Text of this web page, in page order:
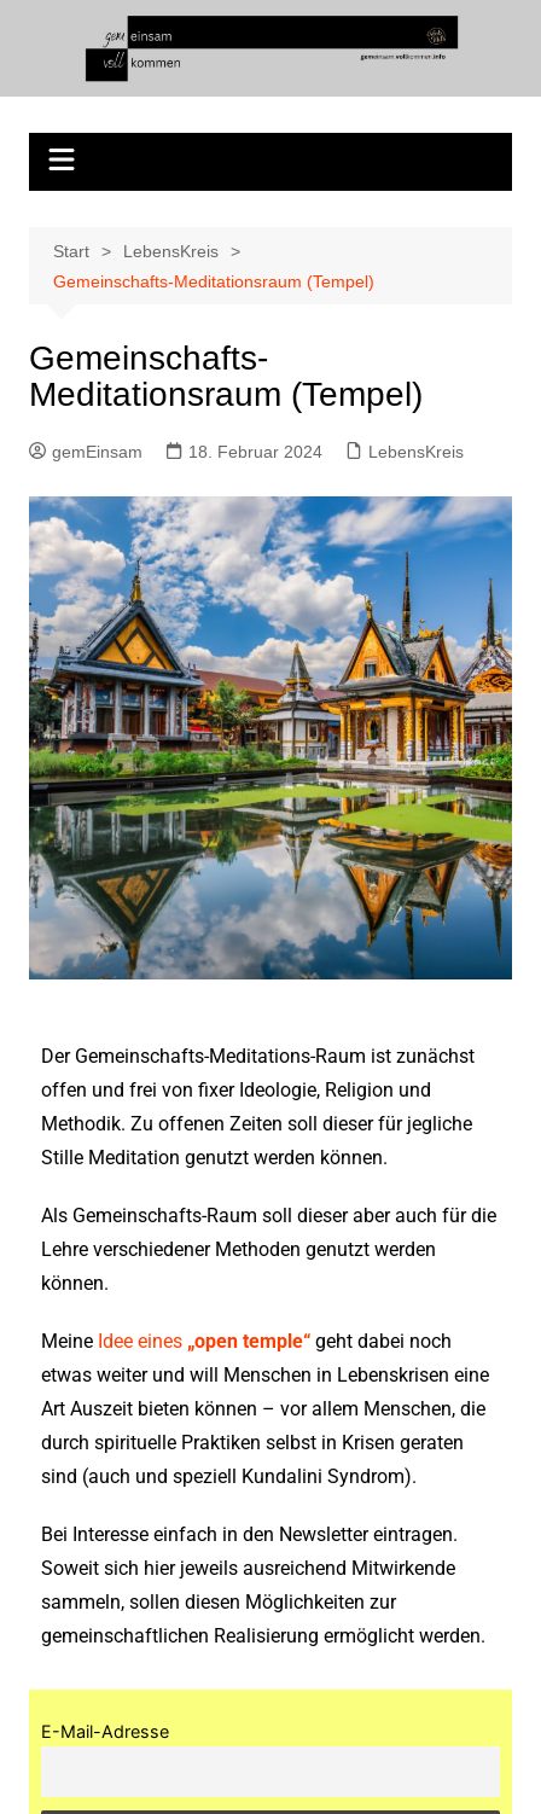
Start
LebensKreis
Gemeinschafts-Meditationsraum (Tempel)
Gemeinschafts-
Meditationsraum (Tempel)
gemEinsam 18. Februar 2024 LebensKreis
Der Gemeinschafts-Meditations-Raum ist zunächst
offen und frei von fixer Ideologie, Religion und
Methodik. Zu offenen Zeiten soll dieser für jegliche
Stille Meditation genutzt werden können.
Als Gemeinschafts-Raum soll dieser aber auch für die
Lehre verschiedener Methoden genutzt werden
können.
Meine Idee eines „open temple“geht dabei noch
etwas weiter und will Menschen in Lebenskrisen eine
Art Auszeit bieten können – vor allem Menschen, die
durch spirituelle Praktiken selbst in Krisen geraten
sind (auch und speziell Kundalini Syndrom).
Bei Interesse einfach in den Newsletter eintragen.
Soweit sich hier jeweils ausreichend Mitwirkende
sammeln, sollen diesen Möglichkeiten zur
gemeinschaftlichen Realisierung ermöglicht werden.
E-Mail-Adresse